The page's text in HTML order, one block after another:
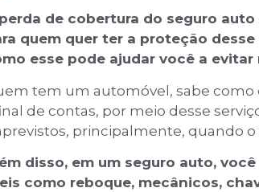
de cobertura do seguro
quem quer ter a proteção
esse pode ajudar você a
tem um automóvel, sabe
de contas, por meio desse
principalmente, quando o
disso, em um seguro auto,
como reboque, mecânicos,